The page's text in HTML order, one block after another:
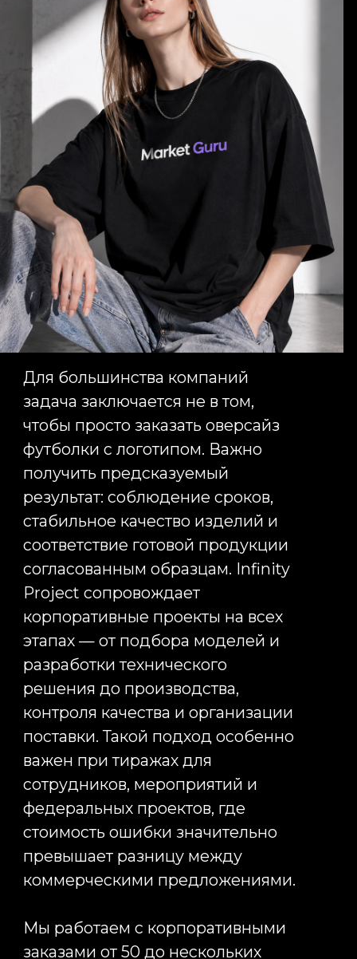
Оставить заявку сегодня,
к реализации вашей
рекламной кампании уже
завтра
общение, сервис и результаты